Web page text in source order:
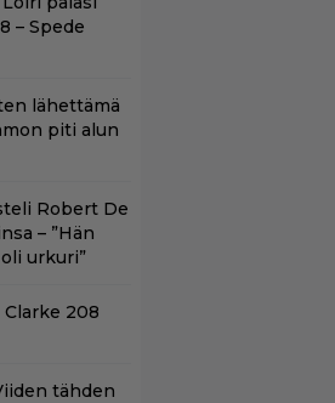
– Spede
lähettämä
piti alun
Robert De
– ”Hän
urkuri”
Clarke 208
tähden